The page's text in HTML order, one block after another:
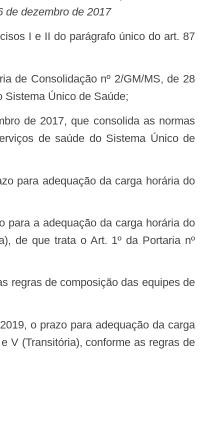
de dezembro de 2017
Sistema Único de Saúde;
de saúde do Sistema Único de
de que trata o Art. 1º da Portaria nº
V (Transitória), conforme as regras de